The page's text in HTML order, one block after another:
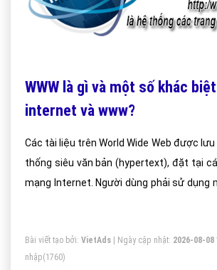
WWW là gì và một số khác
internet và www?
Các tài liệu trên World Wide Web được
thống siêu văn bản (hypertext), đặt tại
mạng Internet. Người dùng phải sử dụng
địa chỉ (address) do người sử dụng
trong ô địa chỉ được gọi là tên miền
Bài viết tạo bởi: VietAds | Ngày cập nhật: 2026-08-08
nhập(1760)